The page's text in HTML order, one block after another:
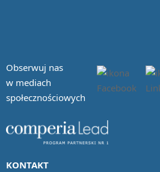
Obserwuj nas
w mediach
społecznościowych
KONTAKT